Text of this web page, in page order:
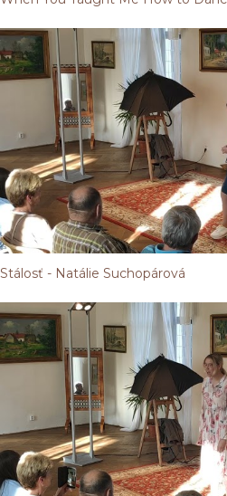
Stálosť - Natálie Suchopárová